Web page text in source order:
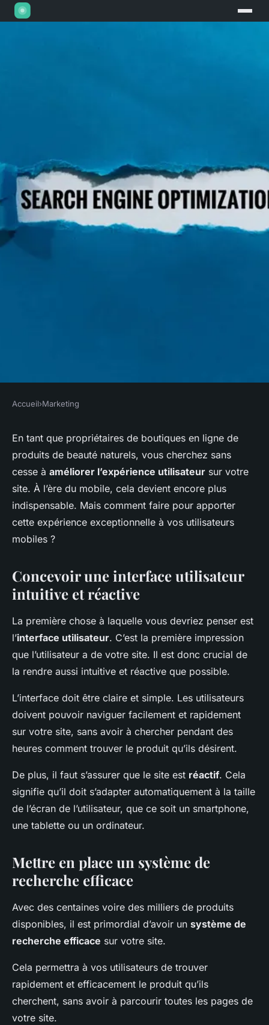
Comment optimiser
l'expérience utilisateur mobile
pour une boutique en ligne de
produits de beauté naturels ?
Antoine•31 mars 2024•5 min de lecture
Accueil›Marketing
En tant que propriétaires de boutiques en ligne de
produits de beauté naturels, vous cherchez sans
cesse à améliorer l’expérience utilisateur sur votre
site. À l’ère du mobile, cela devient encore plus
indispensable. Mais comment faire pour apporter
cette expérience exceptionnelle à vos utilisateurs
mobiles ?
Concevoir une interface utilisateur
intuitive et réactive
La première chose à laquelle vous devriez penser est
l’interface utilisateur. C’est la première impression
que l’utilisateur a de votre site. Il est donc crucial de
la rendre aussi intuitive et réactive que possible.
L’interface doit être claire et simple. Les utilisateurs
doivent pouvoir naviguer facilement et rapidement
sur votre site, sans avoir à chercher pendant des
heures comment trouver le produit qu’ils désirent.
De plus, il faut s’assurer que le site est réactif. Cela
signifie qu’il doit s’adapter automatiquement à la taille
de l’écran de l’utilisateur, que ce soit un smartphone,
une tablette ou un ordinateur.
Mettre en place un système de
recherche efficace
Avec des centaines voire des milliers de produits
disponibles, il est primordial d’avoir un système de
recherche efficace sur votre site.
Cela permettra à vos utilisateurs de trouver
rapidement et efficacement le produit qu’ils
cherchent, sans avoir à parcourir toutes les pages de
votre site.